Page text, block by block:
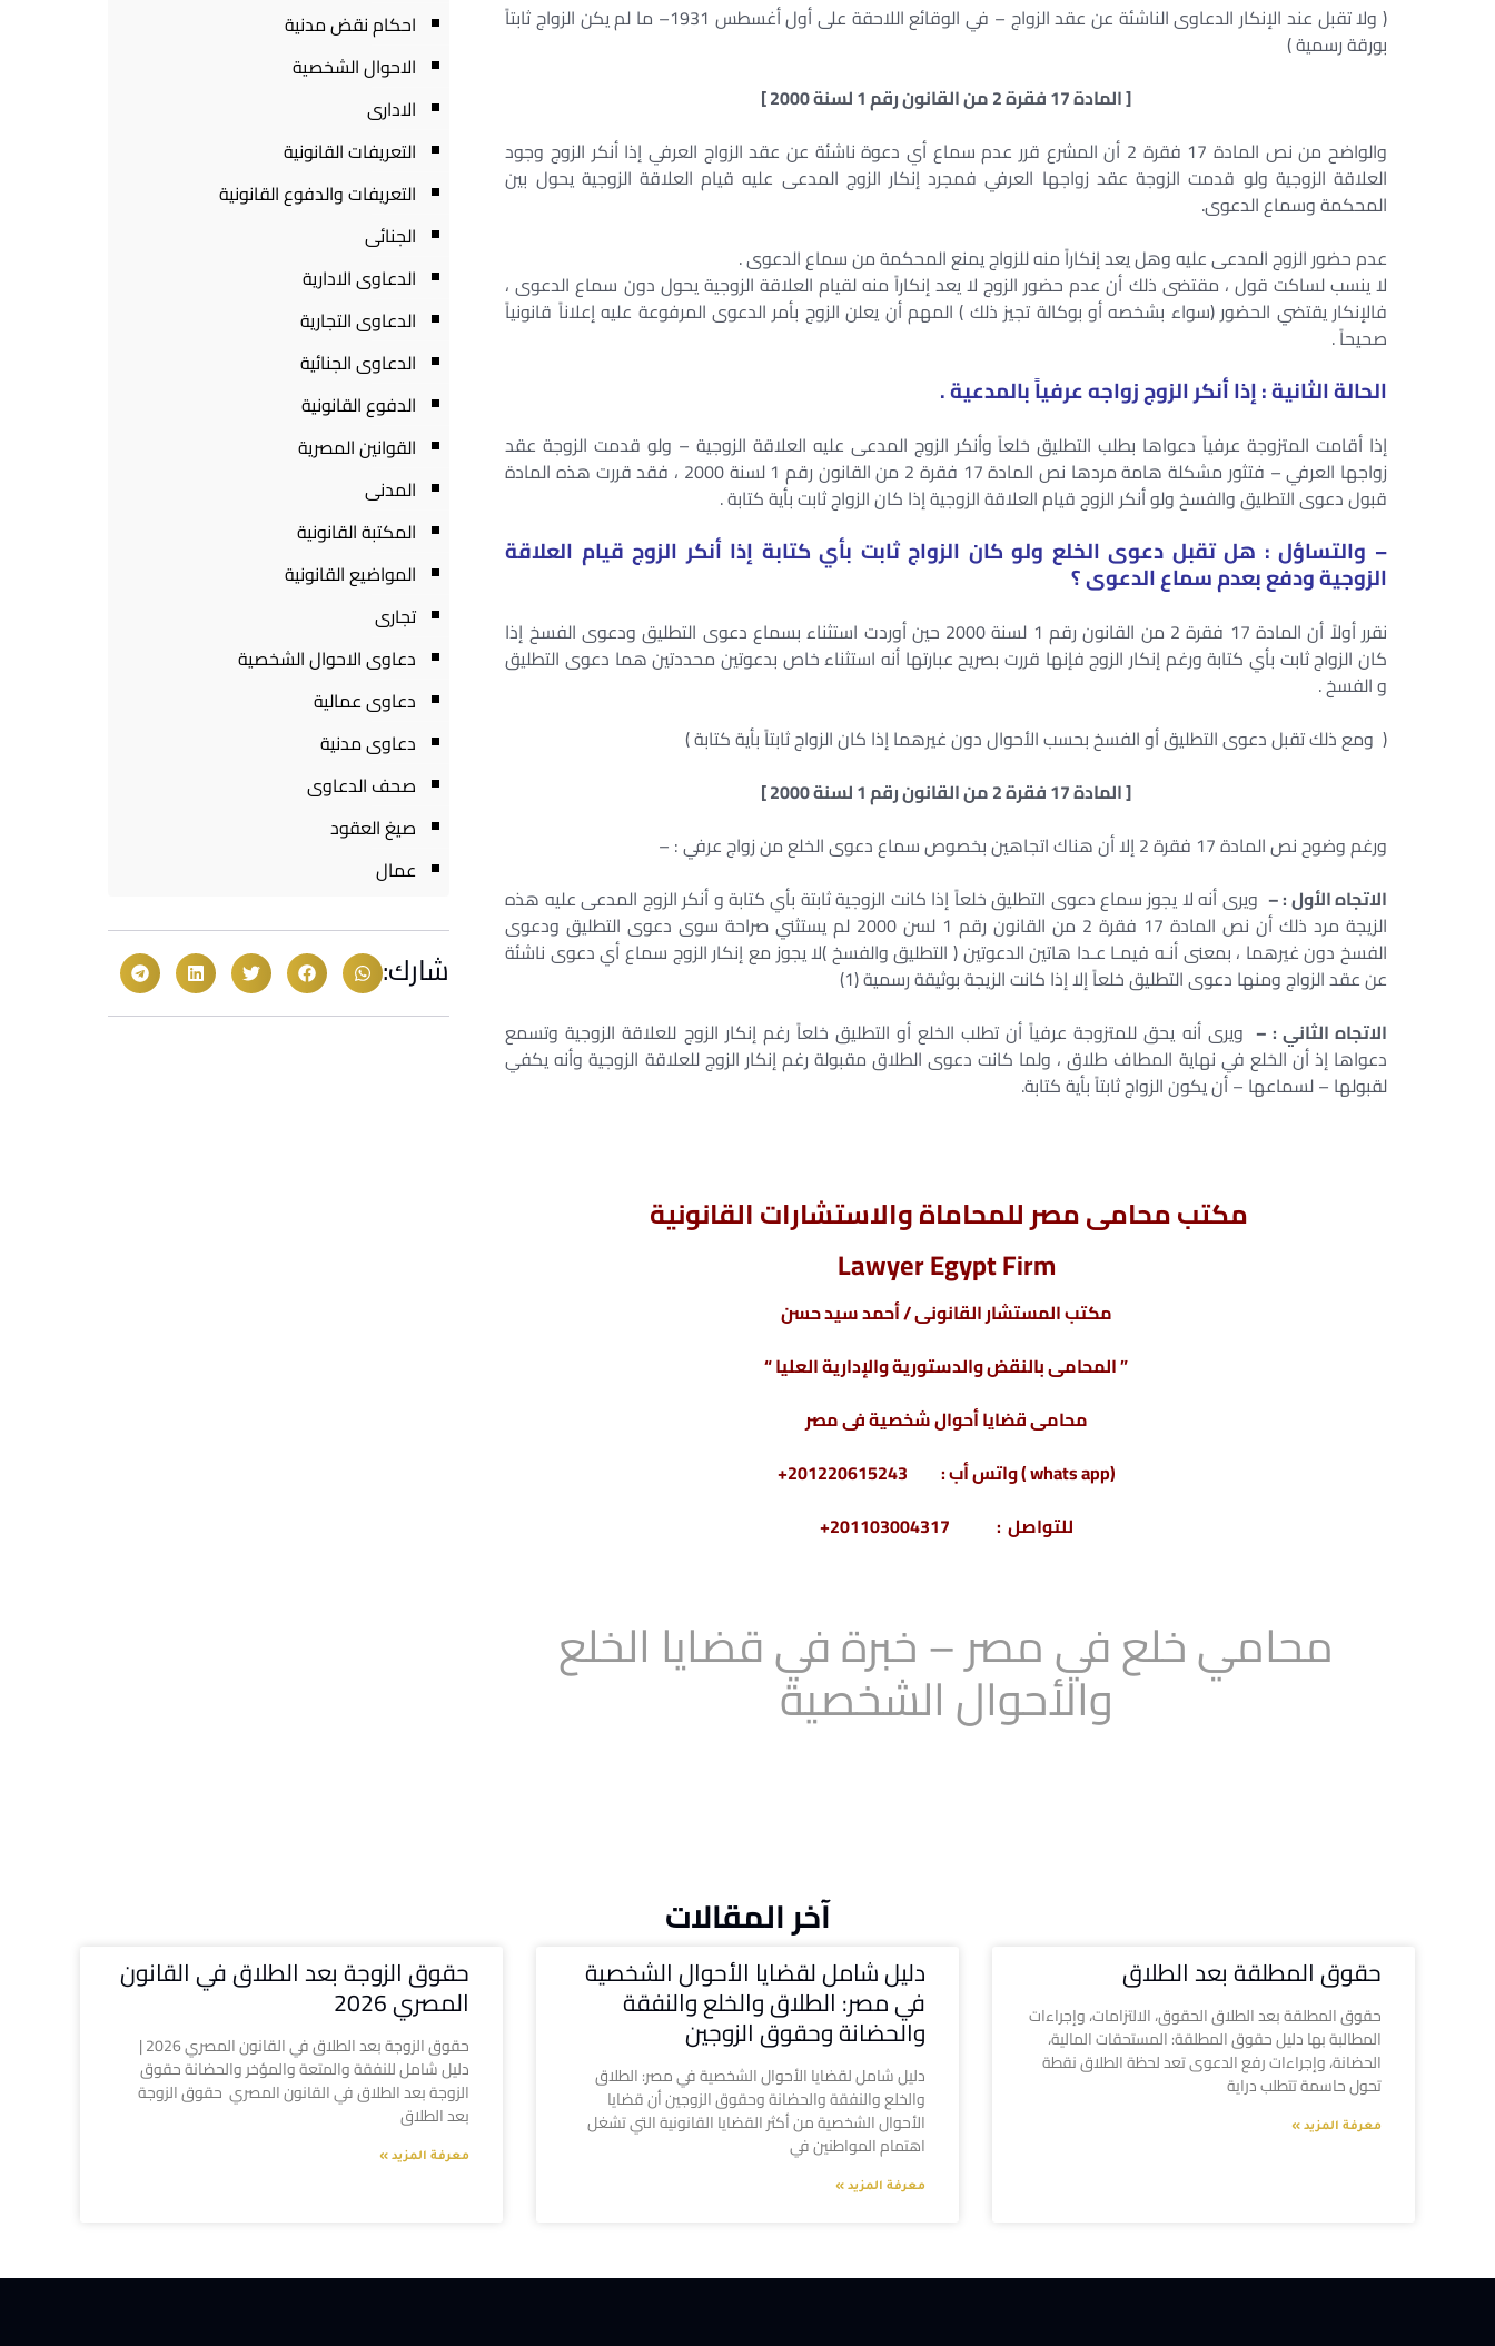
( ولا تقبل عند الإنكار الدعاوى الناشئة عن عقد الزواج – في الوقائع اللاحقة على أول أغسطس 1931– ما لم يكن الزواج ثابتاً
بورقة رسمية )
[ المادة 17 فقرة 2 من القانون رقم 1 لسنة 2000 ]
والواضح من نص المادة 17 فقرة 2 أن المشرع قرر عدم سماع أي دعوة ناشئة عن عقد الزواج العرفي إذا أنكر الزوج وجود
العلاقة الزوجية ولو قدمت الزوجة عقد زواجها العرفي فمجرد إنكار الزوج المدعى عليه قيام العلاقة الزوجية يحول بين
المحكمة وسماع الدعوى.
عدم حضور الزوج المدعى عليه وهل يعد إنكاراً منه للزواج يمنع المحكمة من سماع الدعوى .
لا ينسب لساكت قول ، مقتضى ذلك أن عدم حضور الزوج لا يعد إنكاراً منه لقيام العلاقة الزوجية يحول دون سماع الدعوى ،
فالإنكار يقتضي الحضور (سواء بشخصه أو بوكالة تجيز ذلك ) المهم أن يعلن الزوج بأمر الدعوى المرفوعة عليه إعلاناً قانونياً
صحيحاً .
الحالة الثانية : إذا أنكر الزوج زواجه عرفياً بالمدعية .
إذا أقامت المتزوجة عرفياً دعواها بطلب التطليق خلعاً وأنكر الزوج المدعى عليه العلاقة الزوجية – ولو قدمت الزوجة عقد
زواجها العرفي – فتثور مشكلة هامة مردها نص المادة 17 فقرة 2 من القانون رقم 1 لسنة 2000 ، فقد قررت هذه المادة
قبول دعوى التطليق والفسخ ولو أنكر الزوج قيام العلاقة الزوجية إذا كان الزواج ثابت بأية كتابة .
– والتساؤل : هل تقبل دعوى الخلع ولو كان الزواج ثابت بأي كتابة إذا أنكر الزوج قيام العلاقة
الزوجية ودفع بعدم سماع الدعوى ؟
نقرر أولاً أن المادة 17 فقرة 2 من القانون رقم 1 لسنة 2000 حين أوردت استثناء بسماع دعوى التطليق ودعوى الفسخ إذا
كان الزواج ثابت بأي كتابة ورغم إنكار الزوج فإنها قررت بصريح عبارتها أنه استثناء خاص بدعوتين محددتين هما دعوى التطليق
و الفسخ .
( ومع ذلك تقبل دعوى التطليق أو الفسخ بحسب الأحوال دون غيرهما إذا كان الزواج ثابتاً بأية كتابة )
[ المادة 17 فقرة 2 من القانون رقم 1 لسنة 2000 ]
ورغم وضوح نص المادة 17 فقرة 2 إلا أن هناك اتجاهين بخصوص سماع دعوى الخلع من زواج عرفي : –
الاتجاه الأول : – ويرى أنه لا يجوز سماع دعوى التطليق خلعاً إذا كانت الزوجية ثابتة بأي كتابة و أنكر الزوج المدعى عليه هذه
الزيجة مرد ذلك أن نص المادة 17 فقرة 2 من القانون رقم 1 لسن 2000 لم يستثني صراحة سوى دعوى التطليق ودعوى
الفسخ دون غيرهما ، بمعنى أنـه فيمـا عـدا هاتين الدعوتين ( التطليق والفسخ )لا يجوز مع إنكار الزوج سماع أي دعوى ناشئة
عن عقد الزواج ومنها دعوى التطليق خلعاً إلا إذا كانت الزيجة بوثيقة رسمية (1)
الاتجاه الثاني : – ويرى أنه يحق للمتزوجة عرفياً أن تطلب الخلع أو التطليق خلعاً رغم إنكار الزوج للعلاقة الزوجية وتسمع
دعواها إذ أن الخلع في نهاية المطاف طلاق ، ولما كانت دعوى الطلاق مقبولة رغم إنكار الزوج للعلاقة الزوجية وأنه يكفي
لقبولها – لسماعها – أن يكون الزواج ثابتاً بأية كتابة.
مكتب محامى مصر للمحاماة والاستشارات القانونية
Lawyer Egypt Firm
مكتب المستشار القانونى / أحمد سيد حسن
” المحامى بالنقض والدستورية والإدارية العليا “
محامى قضايا أحوال شخصية فى مصر
(whats app ) واتس أب : 201220615243+
للتواصل : 201103004317+
محامي خلع في مصر – خبرة في قضايا الخلع
والأحوال الشخصية
احكام نقض مدنية
الاحوال الشخصية
الادارى
التعريفات القانونية
التعريفات والدفوع القانونية
الجنائى
الدعاوى الادارية
الدعاوى التجارية
الدعاوى الجنائية
الدفوع القانونية
القوانين المصرية
المدنى
المكتبة القانونية
المواضيع القانونية
تجارى
دعاوى الاحوال الشخصية
دعاوى عمالية
دعاوى مدنية
صحف الدعاوى
صيغ العقود
عمال
شارك:
آخر المقالات
حقوق المطلقة بعد الطلاق
حقوق المطلقة بعد الطلاق الحقوق، الالتزامات، وإجراءات
المطالبة بها دليل حقوق المطلقة: المستحقات المالية،
الحضانة، وإجراءات رفع الدعوى تعد لحظة الطلاق نقطة
تحول حاسمة تتطلب دراية
معرفة المزيد »
دليل شامل لقضايا الأحوال الشخصية
في مصر: الطلاق والخلع والنفقة
والحضانة وحقوق الزوجين
دليل شامل لقضايا الأحوال الشخصية في مصر: الطلاق
والخلع والنفقة والحضانة وحقوق الزوجين أن قضايا
الأحوال الشخصية من أكثر القضايا القانونية التي تشغل
اهتمام المواطنين في
معرفة المزيد »
حقوق الزوجة بعد الطلاق في القانون
المصري 2026
حقوق الزوجة بعد الطلاق في القانون المصري 2026 |
دليل شامل للنفقة والمتعة والمؤخر والحضانة حقوق
الزوجة بعد الطلاق في القانون المصري حقوق الزوجة
بعد الطلاق
معرفة المزيد »